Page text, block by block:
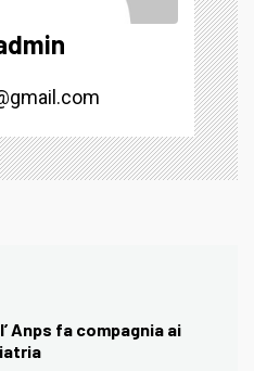
Anps fa compagnia ai